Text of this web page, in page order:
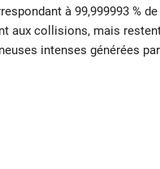
à 99,999993 %
aux collisions, mais
intenses générées